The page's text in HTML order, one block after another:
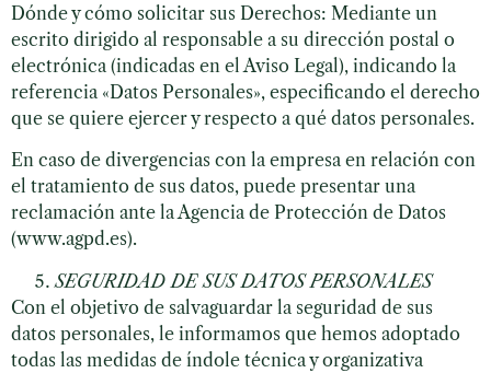
Dónde y cómo solicitar sus Derechos: Mediante un
escrito dirigido al responsable a su dirección postal o
electrónica (indicadas en el Aviso Legal), indicando la
referencia «Datos Personales», especificando el derecho
que se quiere ejercer y respecto a qué datos personales.
En caso de divergencias con la empresa en relación con
el tratamiento de sus datos, puede presentar una
reclamación ante la Agencia de Protección de Datos
(www.agpd.es).
SEGURIDAD DE SUS DATOS PERSONALES
Con el objetivo de salvaguardar la seguridad de sus
datos personales, le informamos que hemos adoptado
todas las medidas de índole técnica y organizativa